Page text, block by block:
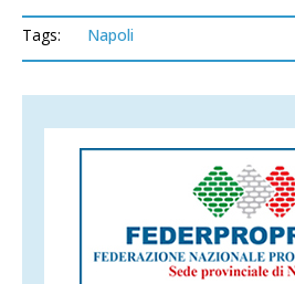
Tags: Napoli